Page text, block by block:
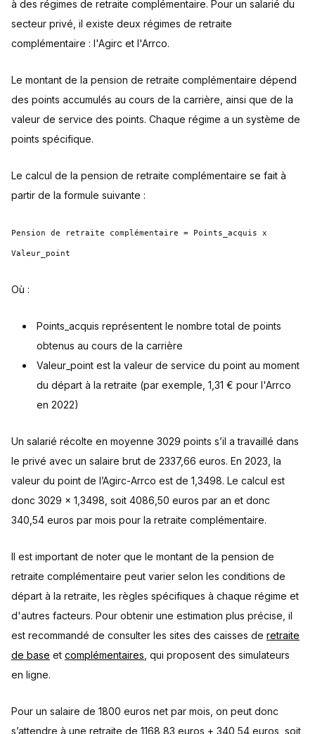
à des régimes de retraite complémentaire. Pour un salarié du
secteur privé, il existe deux régimes de retraite
complémentaire : l'Agirc et l'Arrco.
Le montant de la pension de retraite complémentaire dépend
des points accumulés au cours de la carrière, ainsi que de la
valeur de service des points. Chaque régime a un système de
points spécifique.
Le calcul de la pension de retraite complémentaire se fait à
partir de la formule suivante :
Pension de retraite complémentaire = Points_acquis x
Valeur_point
Où :
Points_acquis représentent le nombre total de points
obtenus au cours de la carrière
Valeur_point est la valeur de service du point au moment
du départ à la retraite (par exemple, 1,31 € pour l'Arrco
en 2022)
Un salarié récolte en moyenne 3029 points s’il a travaillé dans
le privé avec un salaire brut de 2337,66 euros. En 2023, la
valeur du point de l’Agirc-Arrco est de 1,3498. Le calcul est
donc 3029 x 1,3498, soit 4086,50 euros par an et donc
340,54 euros par mois pour la retraite complémentaire.
Il est important de noter que le montant de la pension de
retraite complémentaire peut varier selon les conditions de
départ à la retraite, les règles spécifiques à chaque régime et
d'autres facteurs. Pour obtenir une estimation plus précise, il
est recommandé de consulter les sites des caisses de retraite
de base et complémentaires , qui proposent des simulateurs
en ligne.
Pour un salaire de 1800 euros net par mois, on peut donc
s’attendre à une retraite de 1168,83 euros + 340,54 euros, soit